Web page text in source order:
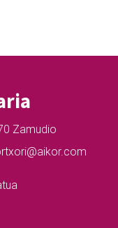
Zamudio